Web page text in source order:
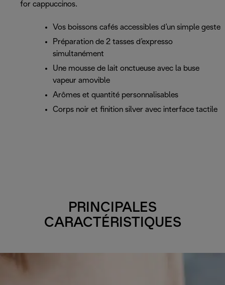
for cappuccinos.
Vos boissons cafés accessibles d’un simple geste
Préparation de 2 tasses d’expresso
simultanément
Une mousse de lait onctueuse avec la buse
vapeur amovible
Arômes et quantité personnalisables
Corps noir et finition silver avec interface tactile
PRINCIPALES
CARACTÉRISTIQUES